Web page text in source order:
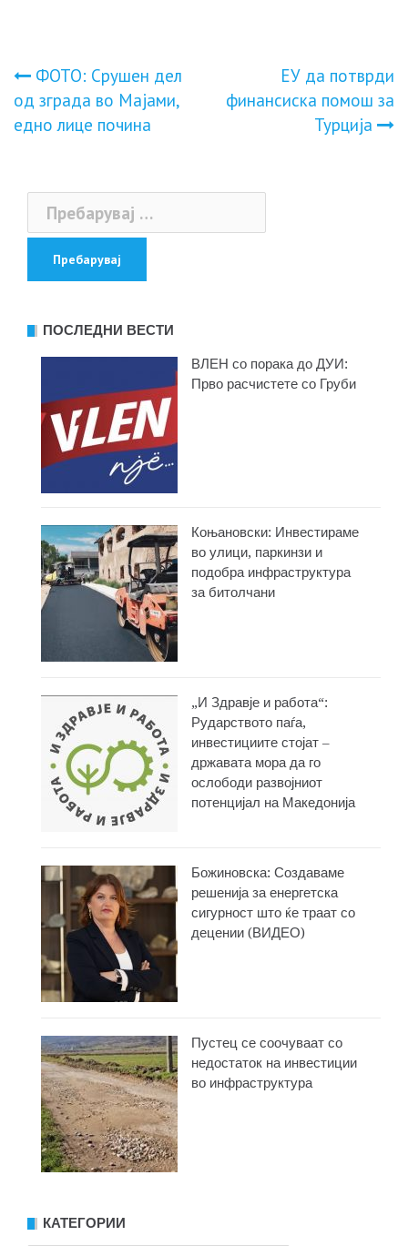
Навигација
на
ФОТО: Сpyшeн дел
од зграда во Мајами,
едно лице пoчинa
ЕУ да потврди
финансиска помош за
Турција
Пребарувај
за:
ПОСЛЕДНИ ВЕСТИ
ВЛЕН со порака до ДУИ:
Прво расчистете со Груби
Коњановски: Инвестираме
во улици, паркинзи и
подобра инфраструктура
за битолчани
„И Здравје и работа“:
Рударството паѓа,
инвестициите стојат –
државата мора да го
ослободи развојниот
потенцијал на Македонија
Божиновска: Создаваме
решенија за енергетска
сигурност што ќе траат со
децении (ВИДЕО)
Пустец се соочуваат со
недостаток на инвестиции
во инфраструктура
КАТЕГОРИИ